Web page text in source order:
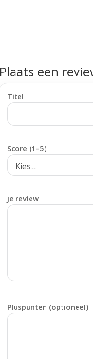
Plaats een
Titel
Score (1–5)
Je review
Pluspunten (optioneel)